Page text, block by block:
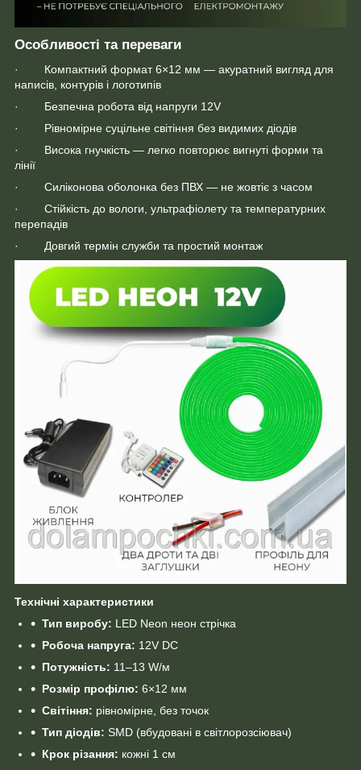
Особливості та переваги
· Компактний формат 6×12 мм — акуратний вигляд для
написів, контурів і логотипів
· Безпечна робота від напруги 12V
· Рівномірне суцільне світіння без видимих діодів
· Висока гнучкість — легко повторює вигнуті форми та
лінії
· Силіконова оболонка без ПВХ — не жовтіє з часом
· Стійкість до вологи, ультрафіолету та температурних
перепадів
· Довгий термін служби та простий монтаж
Технічні характеристики
Тип виробу: LED Neon неон стрічка
Робоча напруга: 12V DC
Потужність: 11–13 W/м
Розмір профілю: 6×12 мм
Світіння: рівномірне, без точок
Тип діодів: SMD (вбудовані в світлорозсіювач)
Крок різання: кожні 1 см